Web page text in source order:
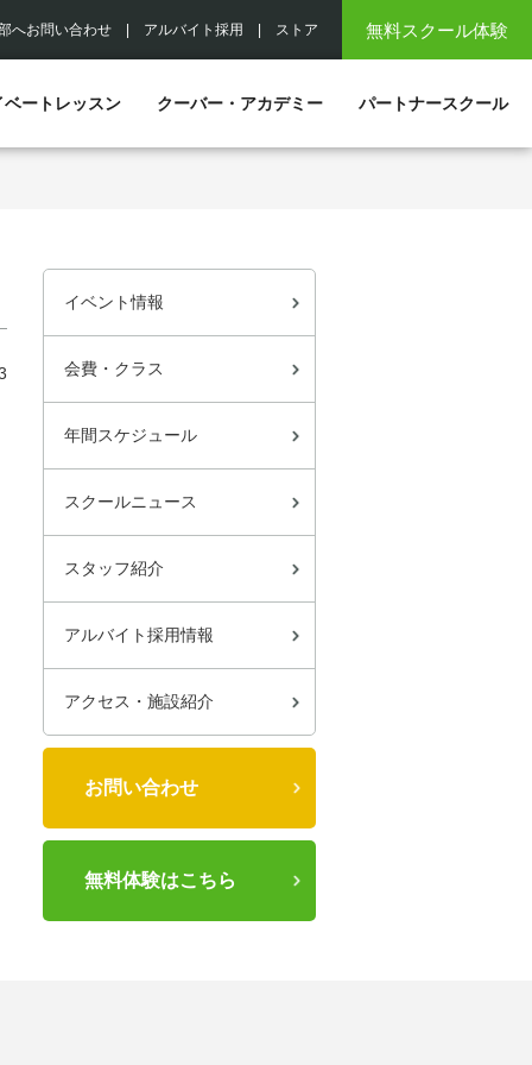
無料スクール体験
へお問い合わせ アルバイト採用 ストア
ベートレッスン クーバー・アカデミー パートナースクール
イベント情報
会費・クラス
年間スケジュール
スクールニュース
スタッフ紹介
アルバイト採用情報
アクセス・施設紹介
お問い合わせ
無料体験はこちら